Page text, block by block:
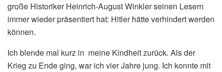
große Historiker Heinrich-August Winkler seinen Lesern
immer wieder präsentiert hat: Hitler hätte verhindert werden
können.
Ich blende mal kurz in meine Kindheit zurück. Als der
Krieg zu Ende ging, war ich vier Jahre jung. Ich konnte mit